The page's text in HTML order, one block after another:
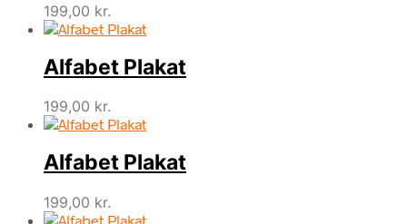
199,00 kr.
Alfabet Plakat
199,00 kr.
Alfabet Plakat
199,00 kr.